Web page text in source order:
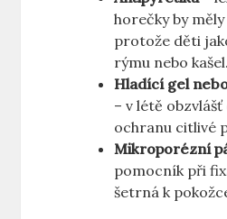
horečky by
protože děti
rýmu nebo kašel.
Hladící gel
– v létě
ochranu citlivé
Mikroporézní
pomocník při
šetrná k